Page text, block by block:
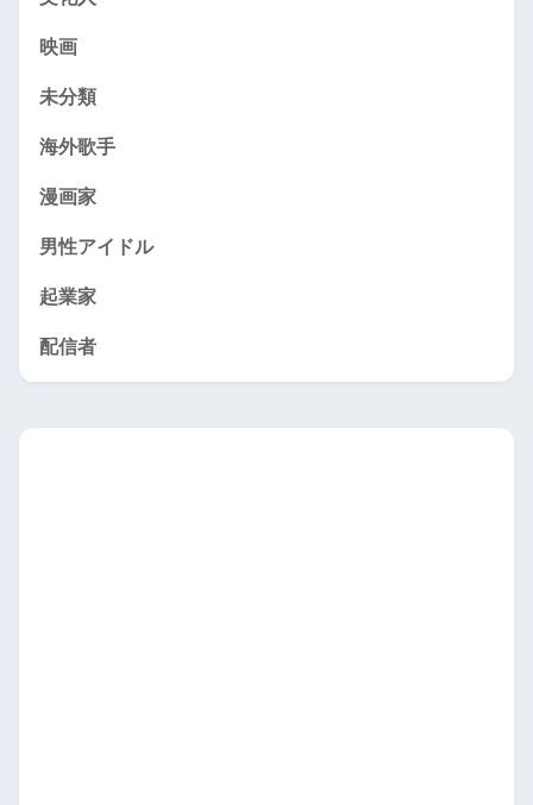
映画
未分類
海外歌手
漫画家
男性アイドル
起業家
配信者